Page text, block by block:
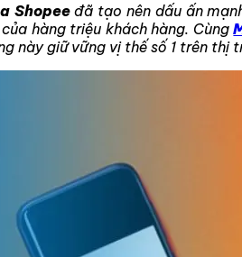
Shopeeđã tạo nên dấu ấn
hàng triệu khách hàng. Cùng
này giữ vững vị thế số 1 trên thị